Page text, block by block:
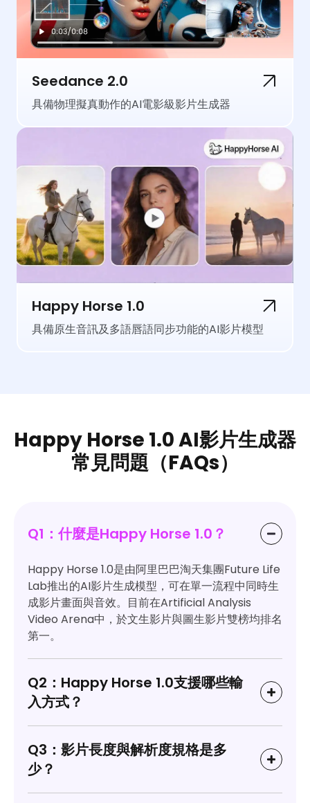
Seedance 2.0
具備物理擬真動作的AI電影級影片生成器
Happy Horse 1.0
具備原生音訊及多語唇語同步功能的AI影片模型
Happy Horse 1.0 AI影片生成器
常見問題（FAQs）
Q1：什麼是Happy Horse 1.0？
Happy Horse 1.0是由阿里巴巴淘天集團Future Life
Lab推出的AI影片生成模型，可在單一流程中同時生
成影片畫面與音效。目前在Artificial Analysis
Video Arena中，於文生影片與圖生影片雙榜均排名
第一。
Q2：Happy Horse 1.0支援哪些輸
入方式？
Q3：影片長度與解析度規格是多
少？